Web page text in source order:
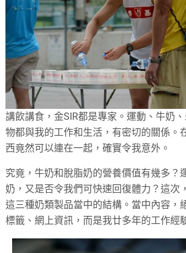
講飲講食，金SIR都是專家。運動、牛奶
物都與我的工作和生活，有密切的關係。
西竟然可以連在一起，確實令我意外。
究竟，牛奶和脫脂奶的營養價值有幾多？
奶，又是否令我們可快速回復體力？這次
這三種奶類製品當中的結構。當中內容，
標籤、網上資訊，而是我廿多年的工作經